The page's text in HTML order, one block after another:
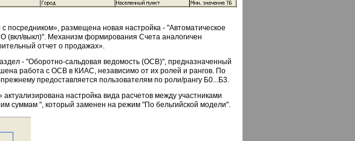
посредником», размещена новая настройка - "Автоматическое
(вкл/выкл)". Механизм формирования Счета аналогичен
отчет о продажах».
- "Оборотно-сальдовая ведомость (ОСВ)", предназначенный
работа с ОСВ в КИАС, независимо от их ролей и рангов. По
предоставляется пользователям по роли/рангу Б0...Б3.
настройка вида расчетов между участниками
суммам ", который заменен на режим "По бельгийской модели".